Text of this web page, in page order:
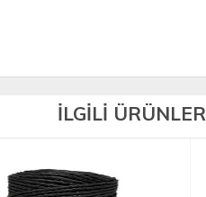
İLGİLİ ÜRÜNLER